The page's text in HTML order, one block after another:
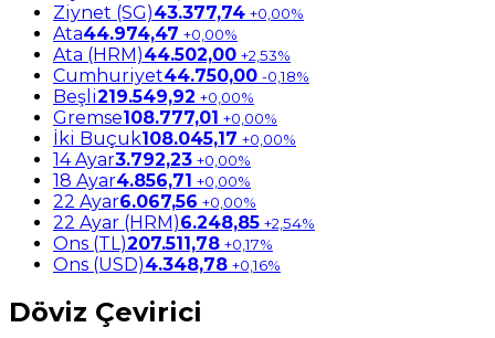
Ziynet (SG)43.377,74 +0,00%
Ata44.974,47 +0,00%
Ata (HRM)44.502,00 +2,53%
Cumhuriyet44.750,00 -0,18%
Beşli219.549,92 +0,00%
Gremse108.777,01 +0,00%
İki Buçuk108.045,17 +0,00%
14 Ayar3.792,23 +0,00%
18 Ayar4.856,71 +0,00%
22 Ayar6.067,56 +0,00%
22 Ayar (HRM)6.248,85 +2,54%
Ons (TL)207.511,78 +0,17%
Ons (USD)4.348,78 +0,16%
Döviz Çevirici